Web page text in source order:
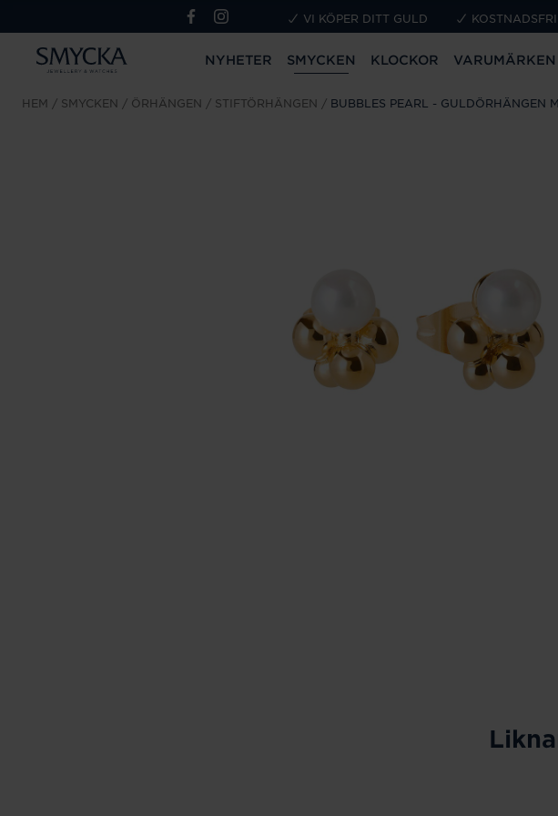
VI KÖPER DITT GULD
NYHETER SMYCKEN KLOCKOR VARUMÄRKEN
HEM SMYCKEN ÖRHÄNGEN STIFTÖRHÄNGEN BUBBLES PEARL - GULDÖRHÄNGEN